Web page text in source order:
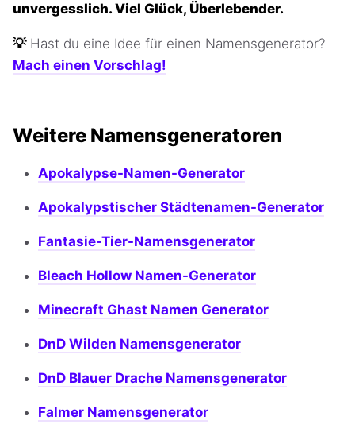
unvergesslich. Viel Glück, Überlebender.
💡 Hast du eine Idee für einen Namensgenerator?
Mach einen Vorschlag!
Weitere Namensgeneratoren
Apokalypse-Namen-Generator
Apokalypstischer Städtenamen-Generator
Fantasie-Tier-Namensgenerator
Bleach Hollow Namen-Generator
Minecraft Ghast Namen Generator
DnD Wilden Namensgenerator
DnD Blauer Drache Namensgenerator
Falmer Namensgenerator